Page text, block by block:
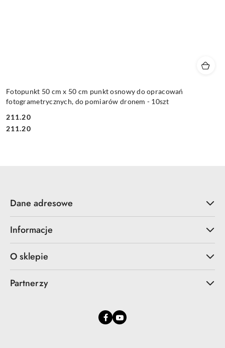
Fotopunkt 50 cm x 50 cm punkt osnowy do opracowań
fotogrametrycznych, do pomiarów dronem - 10szt
Cena:
211.20
Cena:
211.20
Dane adresowe
Informacje
O sklepie
Partnerzy